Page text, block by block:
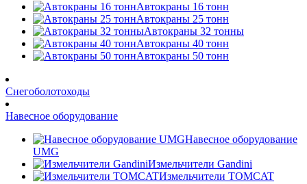
Автокраны 16 тонн
Автокраны 25 тонн
Автокраны 32 тонны
Автокраны 40 тонн
Автокраны 50 тонн
Снегоболотоходы
Навесное оборудование
Навесное оборудование
UMG
Измельчители Gandini
Измельчители TOMCAT